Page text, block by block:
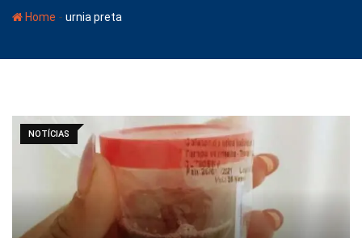
Home - urnia preta
NOTÍCIAS